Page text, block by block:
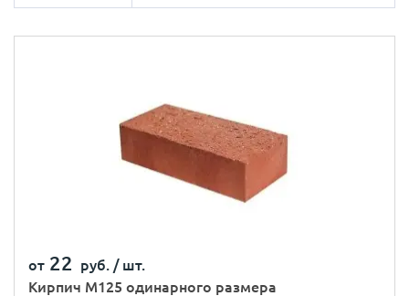
от 22 руб. / шт.
Кирпич М125 одинарного размера